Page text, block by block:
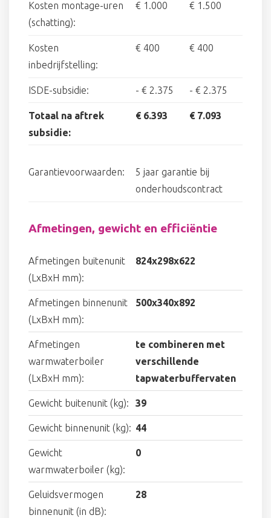
Kosten montage-uren
(schatting):
€ 1.000 € 1.500
Kosten
inbedrijfstelling:
€ 400 € 400
ISDE-subsidie: - € 2.375 - € 2.375
Totaal na aftrek
subsidie:
€ 6.393 € 7.093
Garantievoorwaarden:
5 jaar garantie bij
onderhoudscontract
Afmetingen, gewicht en efficiëntie
Afmetingen buitenunit
(LxBxH mm):
824x298x622
Afmetingen binnenunit
(LxBxH mm):
500x340x892
Afmetingen
warmwaterboiler
(LxBxH mm):
te combineren met
verschillende
tapwaterbuffervaten
Gewicht buitenunit (kg): 39
Gewicht binnenunit (kg): 44
Gewicht
warmwaterboiler (kg):
0
Geluidsvermogen
binnenunit (in dB):
28